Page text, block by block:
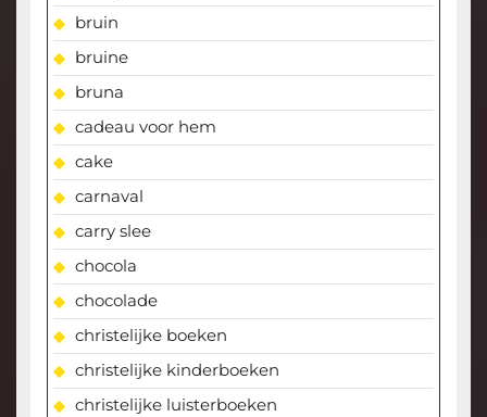
bruin
bruine
bruna
cadeau voor hem
cake
carnaval
carry slee
chocola
chocolade
christelijke boeken
christelijke kinderboeken
christelijke luisterboeken